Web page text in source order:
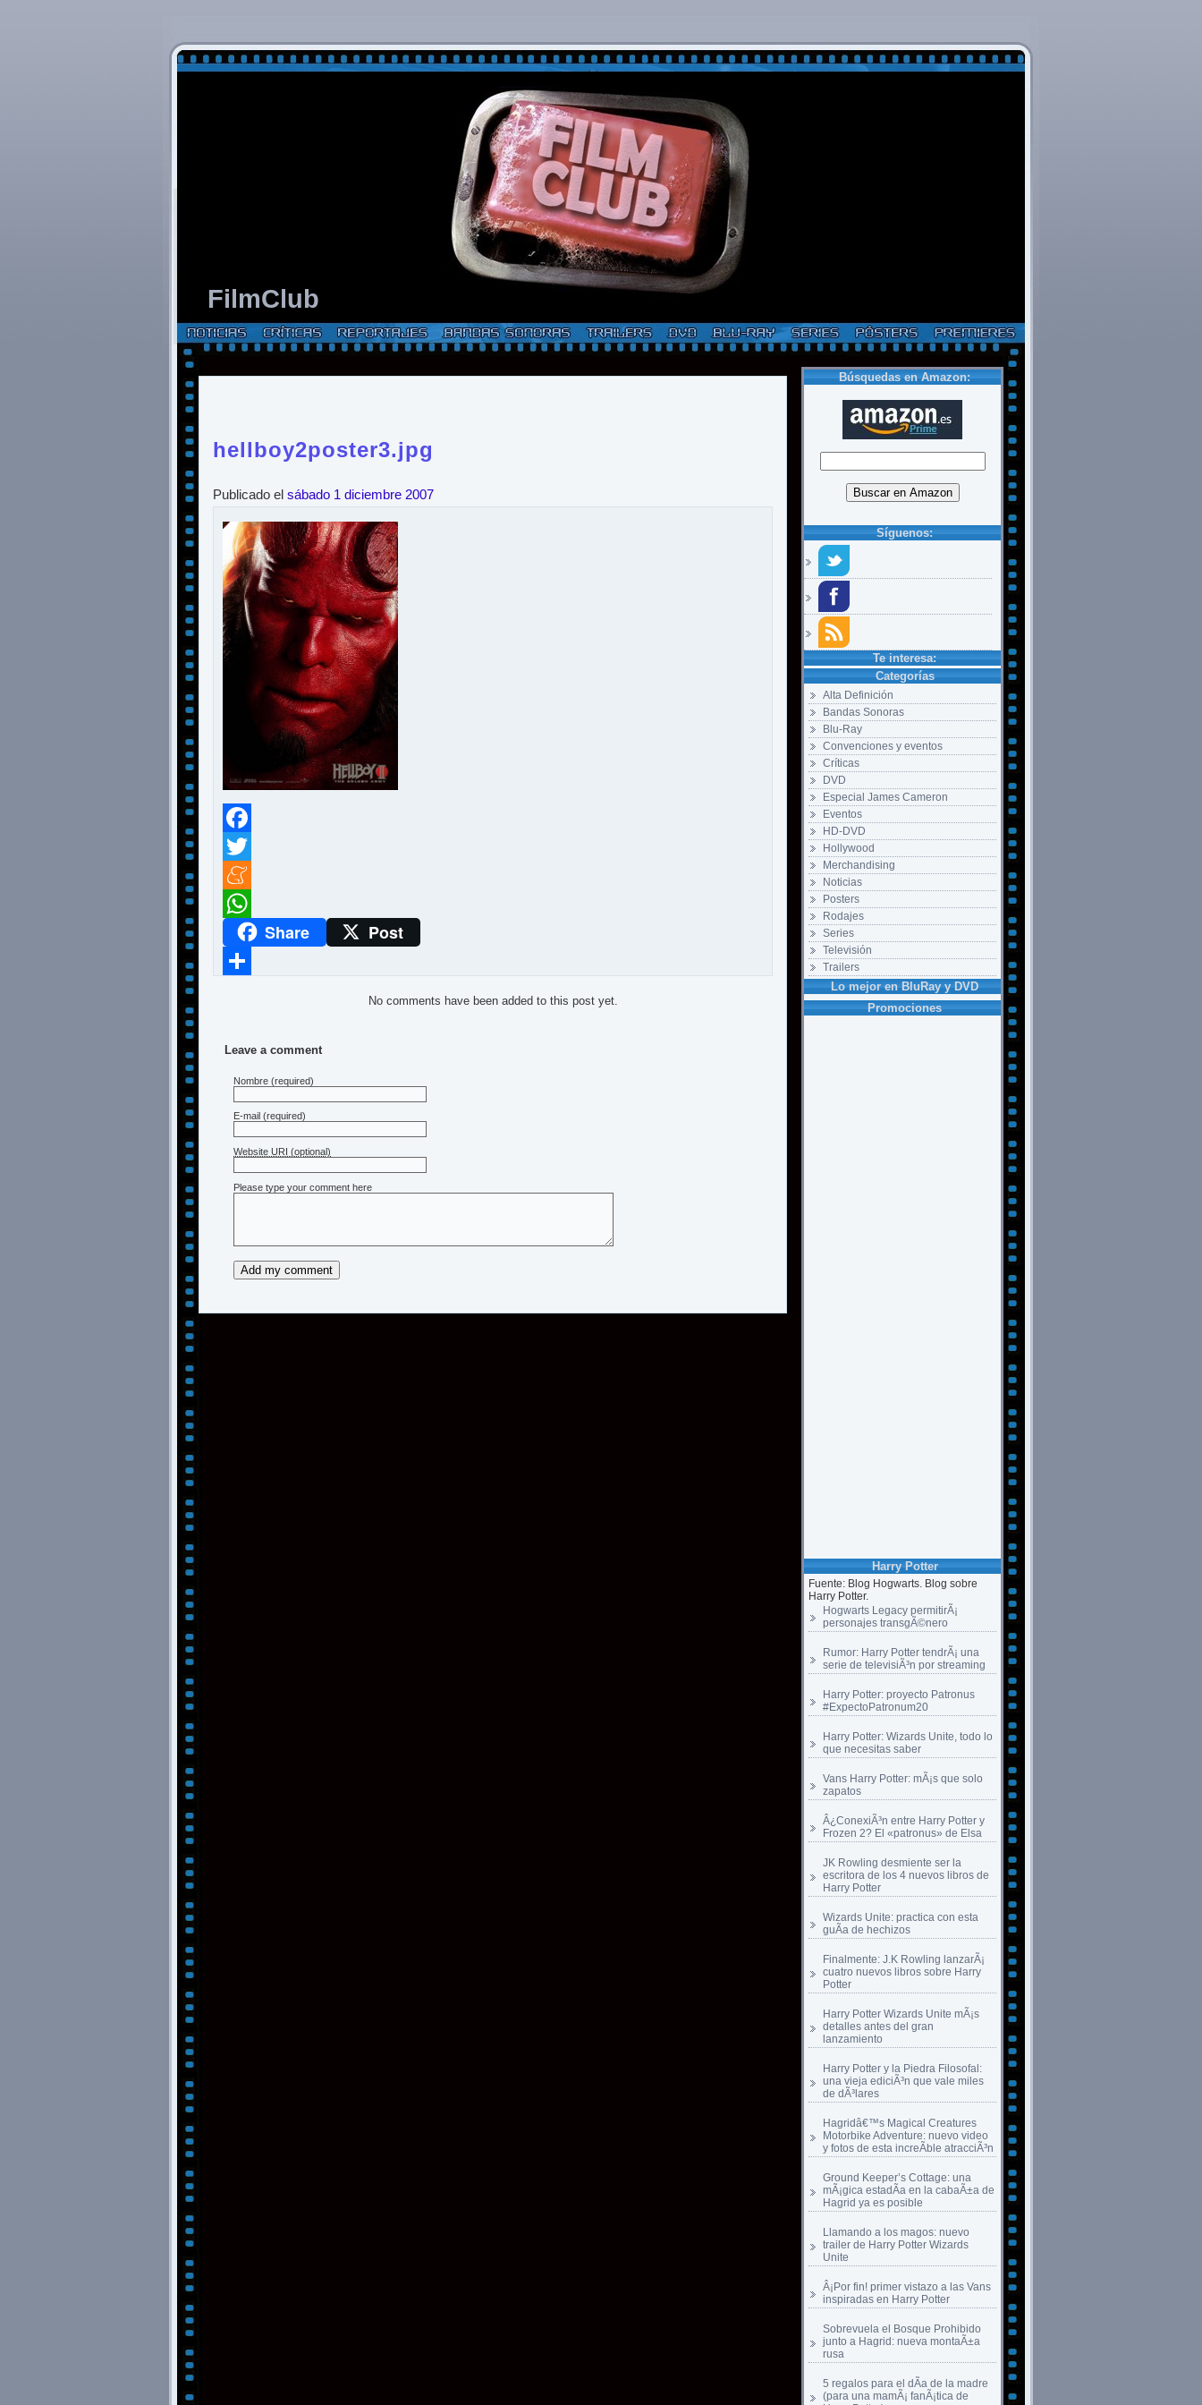
FilmClub
Búsquedas en Amazon:
Síguenos:
Te interesa:
Categorías
Alta Definición
Bandas Sonoras
Blu-Ray
Convenciones y eventos
Críticas
DVD
Especial James Cameron
Eventos
HD-DVD
Hollywood
Merchandising
Noticias
Posters
Rodajes
Series
Televisión
Trailers
Lo mejor en BluRay y DVD
Promociones
Harry Potter
Fuente: Blog Hogwarts. Blog sobre
Harry Potter.
Hogwarts Legacy permitirÃ¡
personajes transgÃ©nero
Rumor: Harry Potter tendrÃ¡ una
serie de televisiÃ³n por streaming
Harry Potter: proyecto Patronus
#ExpectoPatronum20
Harry Potter: Wizards Unite, todo lo
que necesitas saber
Vans Harry Potter: mÃ¡s que solo
zapatos
Â¿ConexiÃ³n entre Harry Potter y
Frozen 2? El «patronus» de Elsa
JK Rowling desmiente ser la
escritora de los 4 nuevos libros de
Harry Potter
Wizards Unite: practica con esta
guÃ­a de hechizos
Finalmente: J.K Rowling lanzarÃ¡
cuatro nuevos libros sobre Harry
Potter
Harry Potter Wizards Unite mÃ¡s
detalles antes del gran
lanzamiento
Harry Potter y la Piedra Filosofal:
una vieja ediciÃ³n que vale miles
de dÃ³lares
Hagridâ€™s Magical Creatures
Motorbike Adventure: nuevo video
y fotos de esta increÃ­ble atracciÃ³n
Ground Keeper’s Cottage: una
mÃ¡gica estadÃ­a en la cabaÃ±a de
Hagrid ya es posible
Llamando a los magos: nuevo
trailer de Harry Potter Wizards
Unite
Â¡Por fin! primer vistazo a las Vans
inspiradas en Harry Potter
Sobrevuela el Bosque Prohibido
junto a Hagrid: nueva montaÃ±a
rusa
5 regalos para el dÃ­a de la madre
(para una mamÃ¡ fanÃ¡tica de
hellboy2poster3.jpg
Publicado el sábado 1 diciembre 2007
Facebook
Twitter
Meneame
WhatsAppShare Post
No comments have been added to this post yet.
Leave a comment
Nombre (required)
E-mail (required)
Website URI (optional)
Please type your comment here